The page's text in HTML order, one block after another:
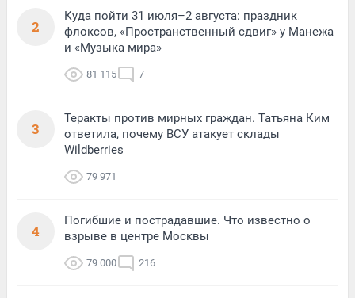
2
Куда пойти 31 июля–2 августа: праздник
флоксов, «Пространственный сдвиг» у Манежа
и «Музыка мира»
81 115 7
3
Теракты против мирных граждан. Татьяна Ким
ответила, почему ВСУ атакует склады
Wildberries
79 971
4
Погибшие и пострадавшие. Что известно о
взрыве в центре Москвы
79 000 216